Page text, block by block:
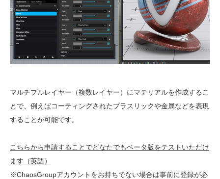
マルチプルレイヤー（複数レイヤー）にマテリアルを作成するこ
とで、例えばコーティングされたプラスリックや金属などを表現
することが可能です。
こちらから申請することでどなたでもベータ版をテストいただけ
ます（英語）
※ChaosGroupアカウントをお持ちでない場合は事前に登録が必